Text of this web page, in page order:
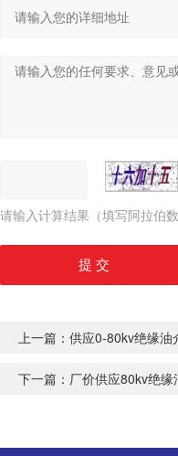
请输入计算结果（填写阿拉伯
上一篇： 供应0-80kv绝缘油
下一篇： 厂价供应80kv绝